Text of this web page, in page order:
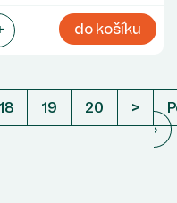
do košíku
18 19 20 >
›